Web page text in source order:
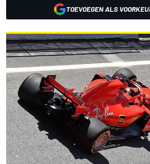
TOEVOEGEN ALS